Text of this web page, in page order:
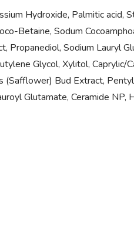
Hydroxide, Palmitic acid,
Betaine, Sodum
Propanediol, Sodium Lauryl
Glycol, Xylitol, Caprylic/
(Safflower) Bud Extract,
Glutamate, Ceramide NP,